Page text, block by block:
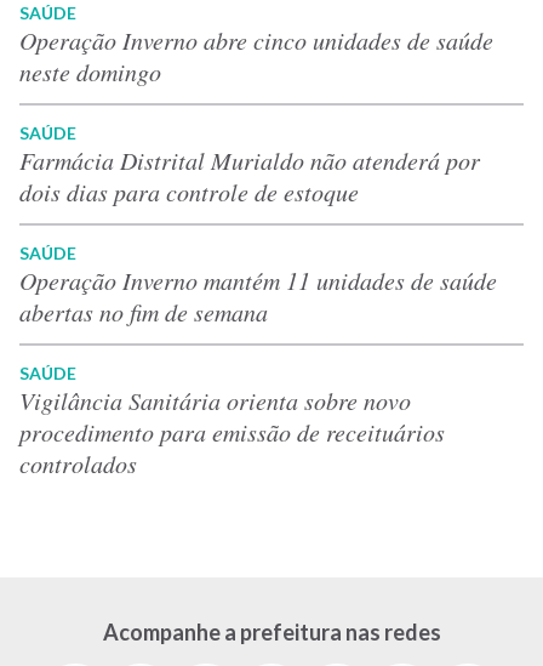
SAÚDE
Operação Inverno abre cinco unidades de saúde
neste domingo
SAÚDE
Farmácia Distrital Murialdo não atenderá por
dois dias para controle de estoque
SAÚDE
Operação Inverno mantém 11 unidades de saúde
abertas no fim de semana
SAÚDE
Vigilância Sanitária orienta sobre novo
procedimento para emissão de receituários
controlados
Acompanhe a prefeitura nas redes